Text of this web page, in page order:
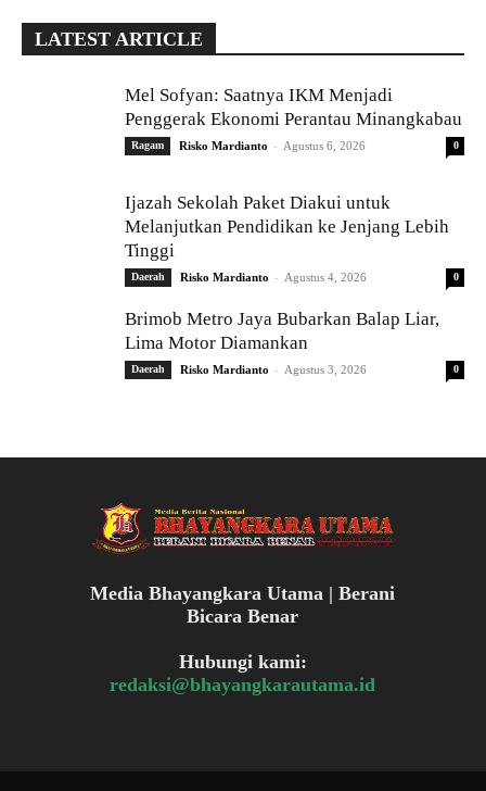
LATEST ARTICLE
Mel Sofyan: Saatnya IKM Menjadi
Penggerak Ekonomi Perantau Minangkabau
Ragam Risko Mardianto - Agustus 6, 2026 0
Ijazah Sekolah Paket Diakui untuk
Melanjutkan Pendidikan ke Jenjang Lebih
Tinggi
Daerah Risko Mardianto - Agustus 4, 2026 0
Brimob Metro Jaya Bubarkan Balap Liar,
Lima Motor Diamankan
Daerah Risko Mardianto - Agustus 3, 2026 0
Media Bhayangkara Utama | Berani
Bicara Benar
Hubungi kami:
redaksi@bhayangkarautama.id